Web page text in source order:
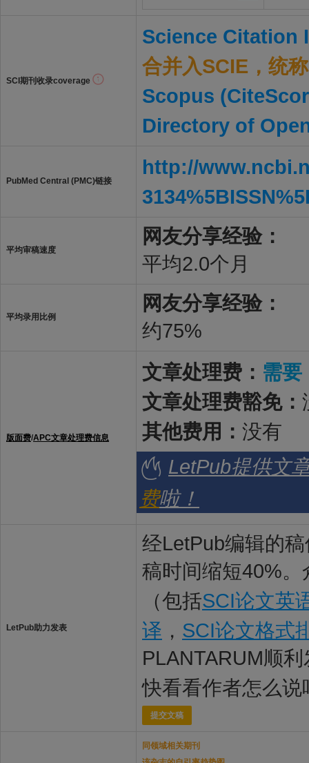
SCI期刊收录coverage
Science Citation
合并入SCIE，统
Scopus
Directory of
PubMed Central (PMC)链接
http://
平均审稿速度
网友分享经验：
平均2.0个月
平均录用比例
网友分享经验：
约75%
版面费/APC文章处理费信息
文章处理费： 需要
文章处理费豁免：
其他费用： 没有
LetPub提供文
费啦！
LetPub助力发表
经LetPub编辑的
稿时间缩短40%
（包括SCI论文英
译 ， SCI论文格式
PLANTARUM顺
快看看作者怎么说
提交文稿
同领域相关期刊